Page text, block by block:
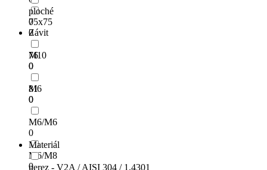
75x75
0
76
0
81
0
ploché
0
Závit
M10
0
M6
0
M6/M6
0
M6/M8
0
Materiál
nerez - V2A / AISI 304 / 1.4301